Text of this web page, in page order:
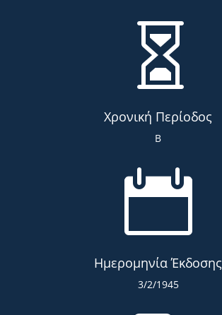

Χρονική Περίοδος
Β

Ημερομηνία Έκδοσης
3/2/1945